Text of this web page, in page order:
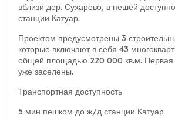
вблизи дер. Сухарево, в пешей
станции Катуар.
Проектом предусмотрены 3
которые включают в себя 43
общей площадью 220 000 кв.м. Первая
уже заселены.
Транспортная доступность
5 мин пешком до ж/д станции Катуар